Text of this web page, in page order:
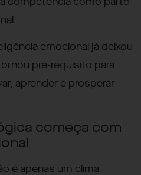
emocional já deixou
pré-requisito para
aprender e prosperar
começa com
é apenas um clima